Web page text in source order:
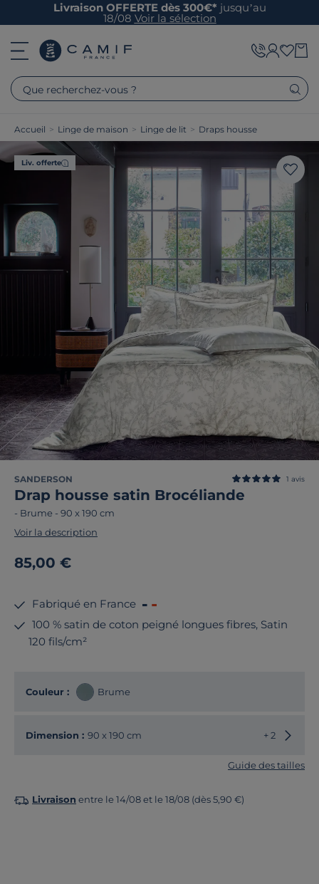
Livraison OFFERTE dès 300€* jusqu’au
18/08 Voir la sélection
Que recherchez-vous ?
Accueil > Linge de maison > Linge de lit > Draps housse
Liv. offerte
SANDERSON
Drap housse satin Brocéliande
- Brume - 90 x 190 cm
1 avis
Voir la description
85,00 €
Fabriqué en France
100 % satin de coton peigné longues fibres, Satin
120 fils/cm²
Couleur : Brume
Dimension : 90 x 190 cm + 2
Guide des tailles
Livraison entre le 14/08 et le 18/08 (dès 5,90 €)